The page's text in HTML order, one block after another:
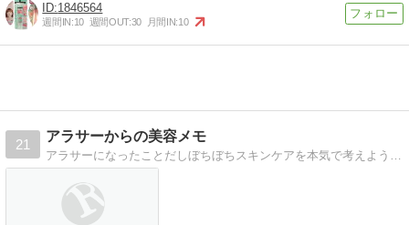
1846564
週間IN:10 週間OUT:30 月間IN:10
21
アラサーからの美容メモ